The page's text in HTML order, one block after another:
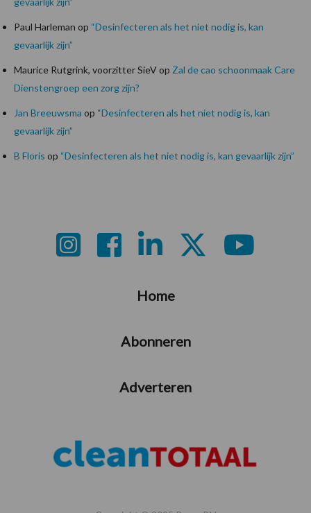
Paul Harleman op “Desinfecteren als het niet nodig is, kan
gevaarlijk zijn”
Maurice Rutgrink, voorzitter SieVop Zal de cao schoonmaak Care
Dienstengroep een zorg zijn?
Jan Breeuwsma op “Desinfecteren als het niet nodig is, kan
gevaarlijk zijn”
B Floris op “Desinfecteren als het niet nodig is, kan gevaarlijk zijn”
Home
Abonneren
Adverteren